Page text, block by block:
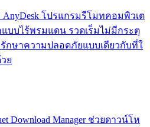
โปรแกรมรีโมทคอมพิวเต
บบไร้พรมแดน รวดเร็มไม่มีกระตุ
กษาความปลอดภัยแบบเดียวกับที่ใ
ย
Download Manager ช่วยดาวน์โห